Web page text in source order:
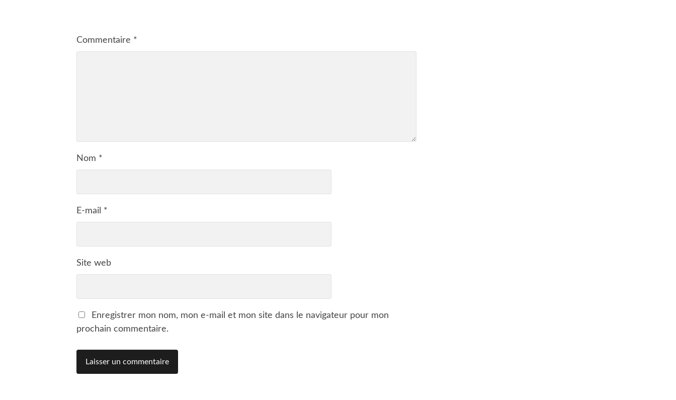
Commentaire *
Nom *
E-mail *
Site web
Enregistrer mon nom, mon e-mail et mon site dans le navigateur pour mon
prochain commentaire.